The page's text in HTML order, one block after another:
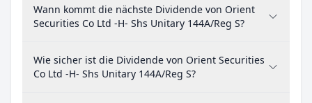
Wann kommt die nächste Dividende von Orient
Securities Co Ltd -H- Shs Unitary 144A/Reg S?
Wie sicher ist die Dividende von Orient Securities
Co Ltd -H- Shs Unitary 144A/Reg S?